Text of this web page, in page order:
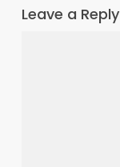
Leave a Reply